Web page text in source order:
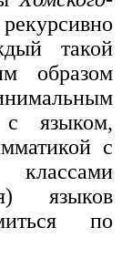
такой
образом
языком,
с
языков
по